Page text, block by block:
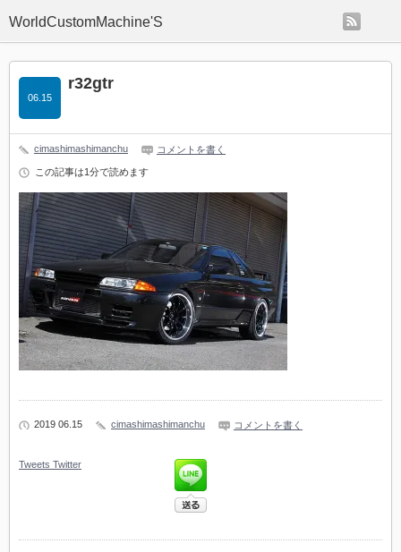
WorldCustomMachine'S
r32gtr
06.15
cimashimashimanchu コメントを書く
この記事は1分で読めます
2019 06.15 cimashimashimanchu コメントを書く
Tweets Twitter